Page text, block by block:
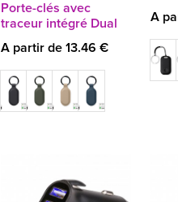
Porte-clés avec
traceur intégré Dual
A partir de 13.46 €
A